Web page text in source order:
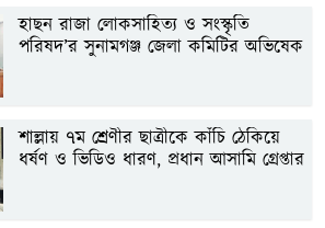
বিতরণ করা হলো সার ও বীজ
হাছন রাজা লোকসাহিত্য ও সংস্কৃতি
পরিষদ’র সুনামগঞ্জ জেলা কমিটির অভিষেক
শাল্লায় ৭ম শ্রেণীর ছাত্রীকে কাঁচি ঠেকিয়ে
ধর্ষণ ও ভিডিও ধারণ, প্রধান আসামি গ্রেপ্তার